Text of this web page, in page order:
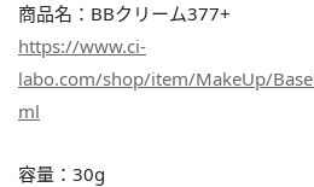
商品名：BBクリーム377+
https://www.ci-
labo.com/shop/item/MakeUp/
ml
容量：30g